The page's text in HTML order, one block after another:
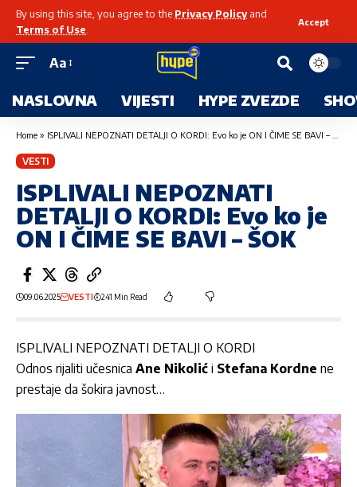
By using this site, you agree to the Privacy Policyand
Terms of Use
Accept
Aa
NASLOVNA VIJESTI HYPE ZVEZDE
Home » ISPLIVALI NEPOZNATI DETALJI O KORDI: Evo ko je ON I ČIME SE BAVI – ŠOK
VESTI
ISPLIVALI NEPOZNATI
DETALJI O KORDI: Evo ko je
ON I ČIME SE BAVI – ŠOK
09.06.2025 VESTI 241 Min Read
ISPLIVALI NEPOZNATI DETALJI O KORDI
Odnos rijaliti učesnica Ane Nikolić i Stefana Kordne ne
prestaje da šokira javnost…